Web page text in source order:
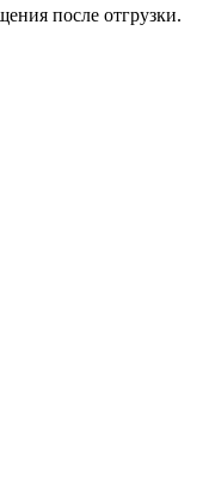
после отгрузки.